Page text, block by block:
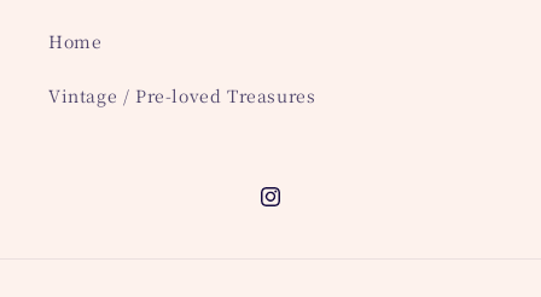
Home
Vintage / Pre-loved Treasures
Instagram